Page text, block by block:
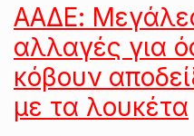
ΑΑΔΕ:
αλλαγές για
κόβουν
με τα λουκέτα